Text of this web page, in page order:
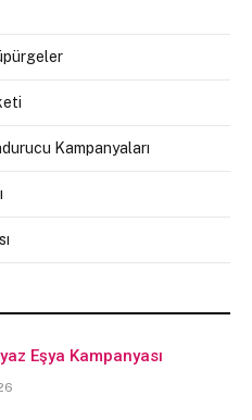
Kampanyaları
Eşya Kampanyası